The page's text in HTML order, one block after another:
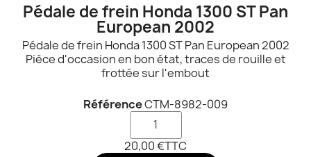
Pédale de frein Honda 1300 ST Pan
European 2002
Pédale de frein Honda 1300 ST Pan European 2002
Pièce d'occasion en bon état, traces de rouille et
frottée sur l'embout
RéférenceCTM-8982-009
20,00 €TTC